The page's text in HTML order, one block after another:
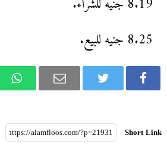
8.25 جنيه للبيع.
Short Link